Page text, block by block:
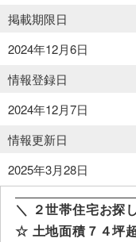
掲載期限日
2024年12月6日
情報登録日
2024年12月7日
情報更新日
2025年3月28日
＼ ２世帯住宅お探
☆ 土地面積７４坪